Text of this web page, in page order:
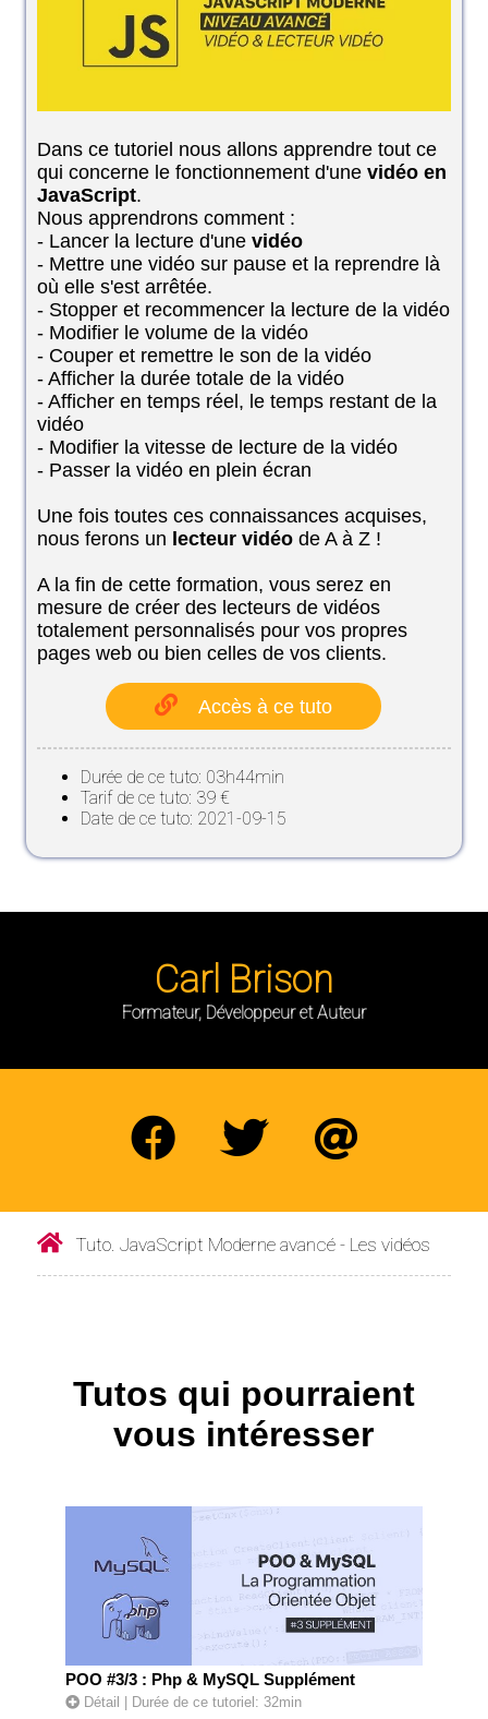
Dans ce tutoriel nous allons apprendre tout ce
qui concerne le fonctionnement d'une vidéo en
JavaScript.
Nous apprendrons comment :
- Lancer la lecture d'une vidéo
- Mettre une vidéo sur pause et la reprendre là
où elle s'est arrêtée.
- Stopper et recommencer la lecture de la vidéo
- Modifier le volume de la vidéo
- Couper et remettre le son de la vidéo
- Afficher la durée totale de la vidéo
- Afficher en temps réel, le temps restant de la
vidéo
- Modifier la vitesse de lecture de la vidéo
- Passer la vidéo en plein écran
Une fois toutes ces connaissances acquises,
nous ferons un lecteur vidéode A à Z !
A la fin de cette formation, vous serez en
mesure de créer des lecteurs de vidéos
totalement personnalisés pour vos propres
pages web ou bien celles de vos clients.
Accès à ce tuto
Durée de ce tuto: 03h44min
Tarif de ce tuto: 39 €
Date de ce tuto: 2021-09-15
Carl Brison
Formateur, Développeur et Auteur
Tuto. JavaScript Moderne avancé - Les vidéos
Tutos qui pourraient
vous intéresser
POO #3/3 : Php & MySQL Supplément
Détail | Durée de ce tutoriel: 32min